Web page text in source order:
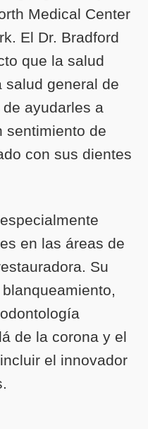
Medical Center
El Dr. Bradford
que la salud
salud general de
ayudarles a
sentimiento de
con sus dientes
en las áreas de
Su
de la corona y el
el innovador